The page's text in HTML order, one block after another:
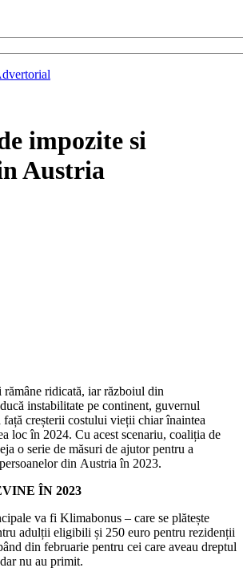
impozite si
Austria
rămâne ridicată, iar războiul din
instabilitate pe continent, guvernul
față creșterii costului vieții chiar înaintea
loc în 2024. Cu acest scenariu, coaliția de
o serie de măsuri de ajutor pentru a
din Austria în 2023.
ÎN 2023
va fi Klimabonus – care se plătește
adulții eligibili și 250 euro pentru rezidenții
din februarie pentru cei care aveau dreptul
nu au primit.